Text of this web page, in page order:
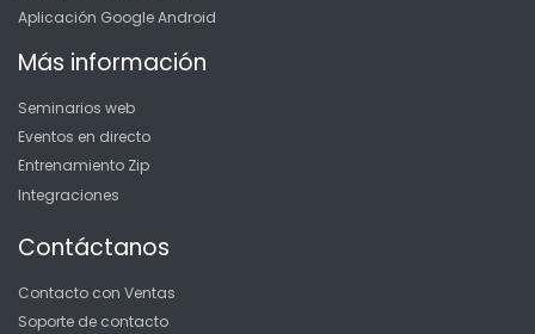
Aplicación Google Android
Más información
Seminarios web
Eventos en directo
Entrenamiento Zip
Integraciones
Contáctanos
Contacto con Ventas
Soporte de contacto